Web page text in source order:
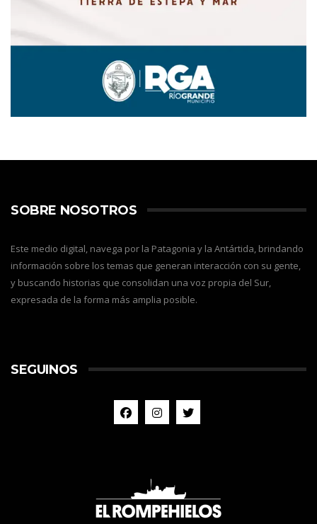
SOBRE NOSOTROS
Este medio digital, navega por la Patagonia y la Antártida, brindando
información sobre los temas que generan interacción con su gente,
y buscando historias que consolidan una voz propia del Sur,
expresada de la forma más amplia posible.
SEGUINOS